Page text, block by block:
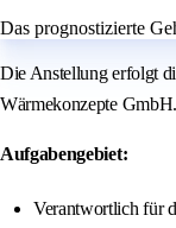
Das prognostizierte
Die Anstellung erfolgt
Wärmekonzepte GmbH.
Aufgabengebiet:
Verantwortlich für